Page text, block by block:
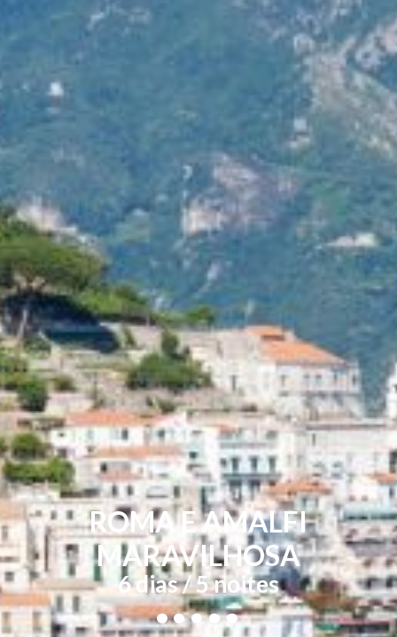
ROMA E AMALFI
MARAVILHOSA
6 dias / 5 noites
.....